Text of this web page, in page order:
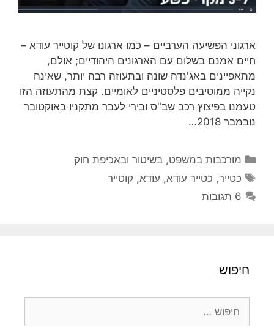
ארגוני הפשיעה הערביים – כמו ארגונו של קוטייר עודא –
חיים אמנם בשלום עם הארגונים היהודיים; אולם,
מתאפיינים באג'נדה שונה ובתעוזה רבה יותר, שאינה
נקייה ממוטיבים פלסטיניים לאומיים. קצת מהתעוזה הזו
טעמנו בפיצוץ רכב שב"ס ובירי לעבר מתקניו באוקטובר
נובמבר 2018…
קטגוריות
מורכבות במשפט, בשיטור ובאכיפת חוק
תגיות
כטייר, כטייר עודא, עודא, קוטייר
6 תגובות
חיפוש